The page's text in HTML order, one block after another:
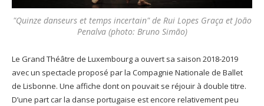
"Quinze danseurs et temps incertain" de Rui Lopes Graça et João
Penalva (photo: Bruno Simão)
Le Grand Théâtre de Luxembourg a ouvert sa saison 2018-2019
avec un spectacle proposé par la Compagnie Nationale de Ballet
de Lisbonne. Une affiche dont on pouvait se réjouir à double titre.
D’une part car la danse portugaise est encore relativement peu